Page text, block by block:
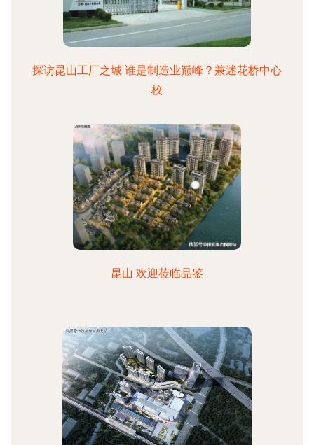
探访昆山工厂之城 谁是制造业巅峰？兼述花桥中心
校
昆山 欢迎莅临品鉴